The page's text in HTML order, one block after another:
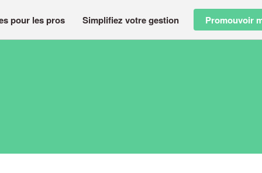
pour les pros Simplifiez votre gestion Promouvoir